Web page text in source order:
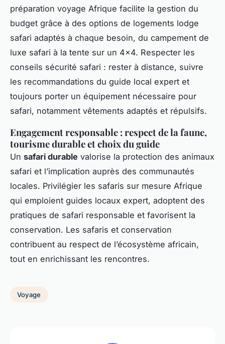
préparation voyage Afrique facilite la gestion du
budget grâce à des options de logements lodge
safari adaptés à chaque besoin, du campement de
luxe safari à la tente sur un 4x4. Respecter les
conseils sécurité safari : rester à distance, suivre
les recommandations du guide local expert et
toujours porter un équipement nécessaire pour
safari, notamment vêtements adaptés et répulsifs.
Engagement responsable : respect de la faune,
tourisme durable et choix du guide
Un safari durable valorise la protection des animaux
safari et l’implication auprès des communautés
locales. Privilégier les safaris sur mesure Afrique
qui emploient guides locaux expert, adoptent des
pratiques de safari responsable et favorisent la
conservation. Les safaris et conservation
contribuent au respect de l’écosystème africain,
tout en enrichissant les rencontres.
Voyage